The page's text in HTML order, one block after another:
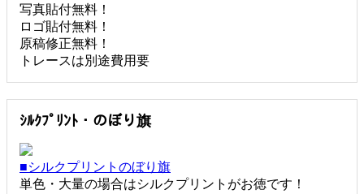
写真貼付無料！
ロゴ貼付無料！
原稿修正無料！
トレースは別途費用要
ｼﾙｸﾌﾟﾘﾝﾄ・のぼり旗
■シルクプリントのぼり旗
単色・大量の場合はシルクプリントがお徳です！